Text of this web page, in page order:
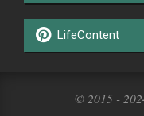
LifeContent
© 2015 -